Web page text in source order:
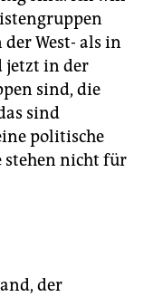
West- als in
jetzt in der
sind, die
sind
politische
stehen nicht für
der